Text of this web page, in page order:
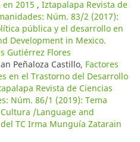
2015 , Iztapalapa Revista de
Núm. 83/2 (2017):
pública y el desarrollo en
Development in Mexico.
Gutiérrez Flores
Peñaloza Castillo, Factores
en el Trastorno del Desarrollo
Revista de Ciencias
Núm. 86/1 (2019): Tema
/Language and
TC Irma Munguía Zatarain